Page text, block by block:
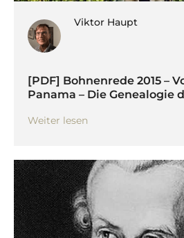
Viktor Haupt
[PDF] Bohnenrede 2015 –
Panama – Die Genealogie
Weiter lesen